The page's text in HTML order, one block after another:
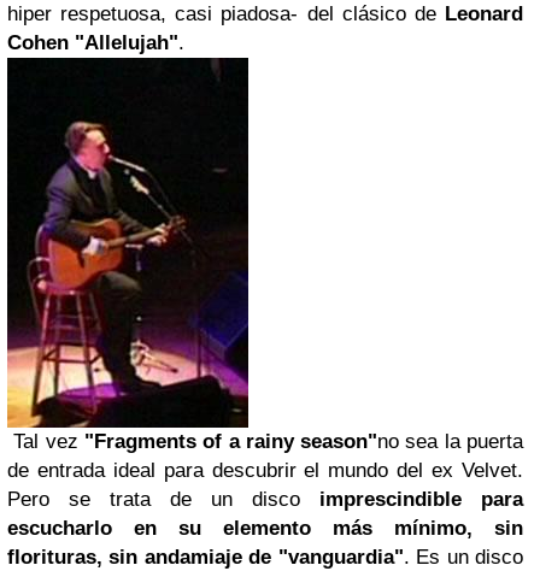
hiper respetuosa, casi piadosa- del clásico de Leonard
Cohen "Allelujah".
Tal vez "Fragments of a rainy season"no sea la puerta
de entrada ideal para descubrir el mundo del ex Velvet.
Pero se trata de un disco imprescindible para
escucharlo en su elemento más mínimo, sin
florituras, sin andamiaje de "vanguardia". Es un disco